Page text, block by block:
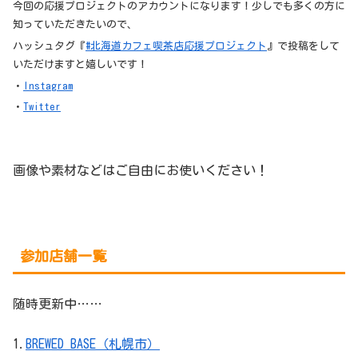
今回の応援プロジェクトのアカウントになります！少しでも多くの方に
知っていただきたいので、
ハッシュタグ『#北海道カフェ喫茶店応援プロジェクト 』で投稿をして
いただけますと嬉しいです！
・ Instagram
・ Twitter
画像や素材などはご自由にお使いください！
参加店舗一覧
随時更新中……
1. BREWED BASE（札幌市）